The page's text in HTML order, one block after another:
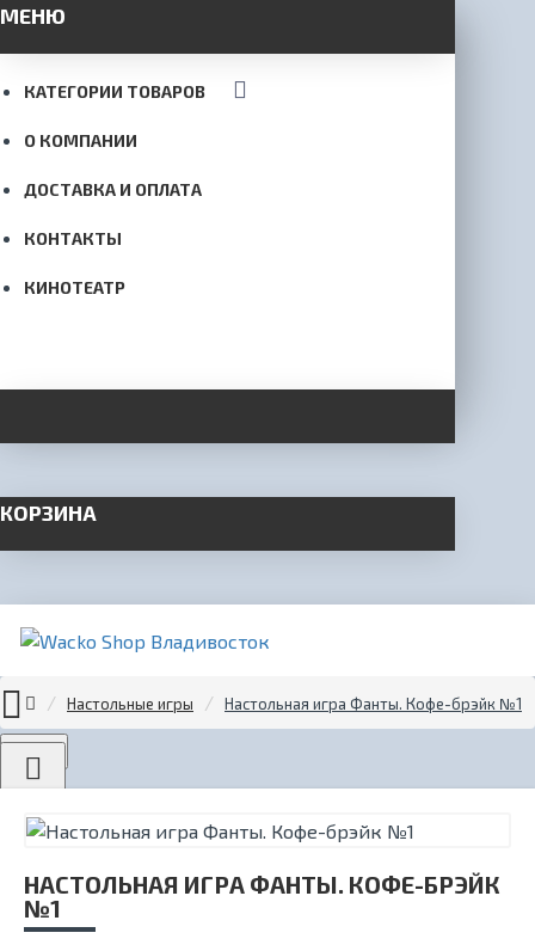
МЕНЮ
КАТЕГОРИИ ТОВАРОВ
О КОМПАНИИ
ДОСТАВКА И ОПЛАТА
КОНТАКТЫ
КИНОТЕАТР
КОРЗИНА
Menu
Настольные игры Настольная игра Фанты. Кофе-брэйк №1
НАСТОЛЬНАЯ ИГРА ФАНТЫ. КОФЕ-БРЭЙК
№1